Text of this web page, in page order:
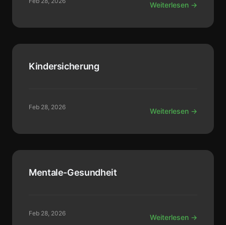
Weiterlesen →
Kindersicherung
Feb 28, 2026 Weiterlesen →
Mentale-Gesundheit
Feb 28, 2026 Weiterlesen →